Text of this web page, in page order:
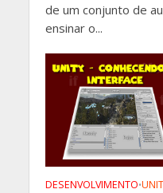
de um conjunto de
ensinar o...
DESENVOLVIMENTO•